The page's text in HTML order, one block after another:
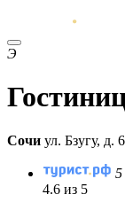
Э
Сочи ул. Бзугу, д. 6
5
4.6 из 5